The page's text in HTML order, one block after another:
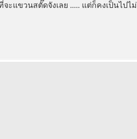
ะแขวนสตั๊ดจังเลย ..... แต่ก็คงเป็นไปไม่